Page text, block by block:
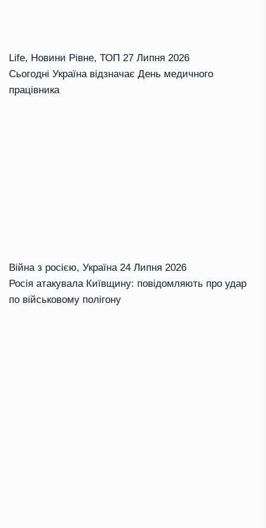
Life, Новини Рівне, ТОП 27 Липня 2026
Сьогодні Україна відзначає День медичного
працівника
Війна з росією, Україна 24 Липня 2026
Росія атакувала Київщину: повідомляють про удар
по військовому полігону